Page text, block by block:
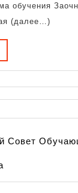
обучения
(далее…)
Совет